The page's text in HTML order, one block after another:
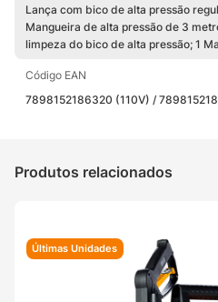
Lança com bico de alta pressão
Mangueira de alta pressão de 3
limpeza do bico de alta pressão; 1
Código EAN
7898152186320 (110V) /
Produtos relacionados
Últimas Unidades